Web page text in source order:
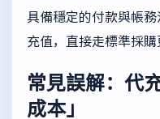
具備穩定的付款與帳
充值，直接走標準採購
常見誤解：代
成本」